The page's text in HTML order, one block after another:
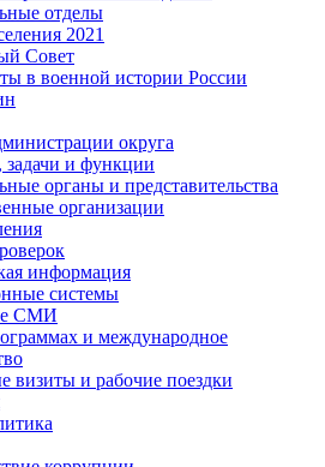
отделы
2021
Совет
в военной истории России
округа
и функции
органы и представительства
организации
информация
системы
СМИ
и международное
визиты и рабочие поездки